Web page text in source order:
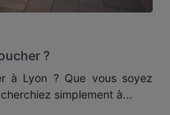
?
à Lyon ? Que vous soyez
simplement à...